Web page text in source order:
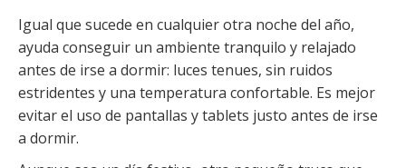
Igual que sucede en cualquier otra noche del año,
ayuda conseguir un ambiente tranquilo y relajado
antes de irse a dormir: luces tenues, sin ruidos
estridentes y una temperatura confortable. Es mejor
evitar el uso de pantallas y tablets justo antes de irse
a dormir.